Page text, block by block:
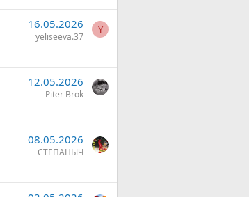
16.05.2026
yeliseeva.37
Y
12.05.2026
Piter Brok
08.05.2026
СТЕПАНЫЧ